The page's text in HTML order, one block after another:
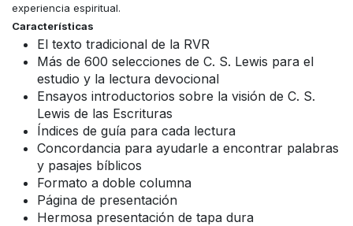
experiencia espiritual.
Características
El texto tradicional de la RVR
Más de 600 selecciones de C. S. Lewis para el
estudio y la lectura devocional
Ensayos introductorios sobre la visión de C. S.
Lewis de las Escrituras
Índices de guía para cada lectura
Concordancia para ayudarle a encontrar palabras
y pasajes bíblicos
Formato a doble columna
Página de presentación
Hermosa presentación de tapa dura